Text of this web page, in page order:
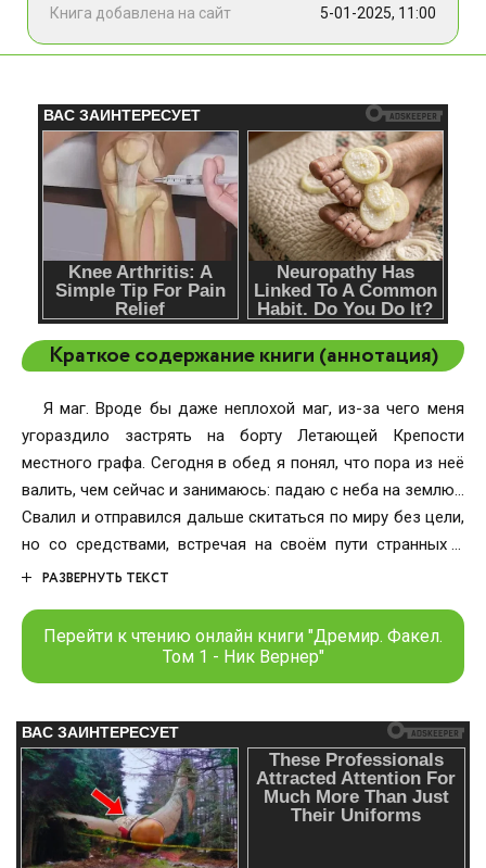
Книга добавлена на сайт
5-01-2025, 11:00
Краткое содержание книги (аннотация)
Я маг. Вроде бы даже неплохой маг, из-за чего меня
угораздило застрять на борту Летающей Крепости
местного графа. Сегодня в обед я понял, что пора из неё
валить, чем сейчас и занимаюсь: падаю с неба на землю…
Свалил и отправился дальше скитаться по миру без цели,
но со средствами, встречая на своём пути странных и
загадочных личностей: кто-то ищет древний артефакт
приключений, кто-то ищет меня, а кто-то — ответы на
тайны мироздания. Им хорошо — мне скучно… Вот кто бы
мне сказал, что я забыл посреди всей этой суеты и куда
РАЗВЕРНУТЬ ТЕКСТ
Перейти к чтению онлайн книги "Дремир. Факел.
Том 1 - Ник Вернер"